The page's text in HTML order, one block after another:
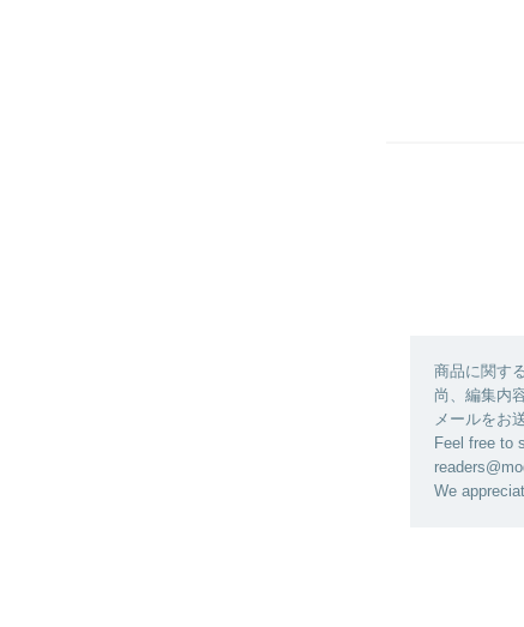
商品に関す
尚、編集内
メールをお
Feel free to
We